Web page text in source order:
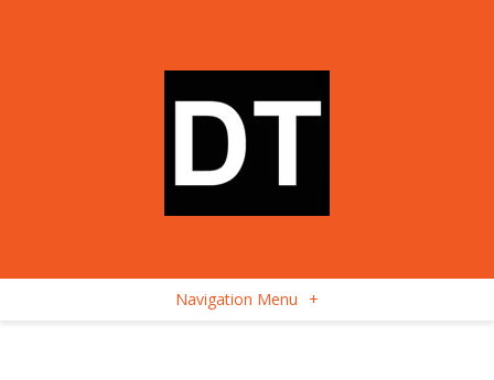
Navigation Menu +